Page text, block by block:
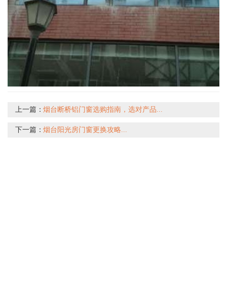
上一篇：烟台断桥铝门窗选购指南，选对产品...
下一篇：烟台阳光房门窗更换攻略...